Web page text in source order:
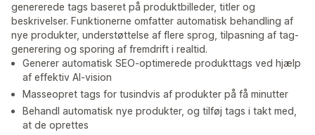
genererede tags baseret på produktbilleder, titler og
beskrivelser. Funktionerne omfatter automatisk behandling af
nye produkter, understøttelse af flere sprog, tilpasning af tag-
generering og sporing af fremdrift i realtid.
Generer automatisk SEO-optimerede produkttags ved hjælp
af effektiv AI-vision
Masseopret tags for tusindvis af produkter på få minutter
Behandl automatisk nye produkter, og tilføj tags i takt med,
at de oprettes